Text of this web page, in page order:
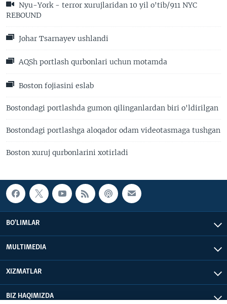
Nyu-York - terror xurujlaridan 10 yil o'tib/911 NYC
REBOUND
Johar Tsarnayev ushlandi
AQSh portlash qurbonlari uchun motamda
Boston fojiasini eslab
Bostondagi portlashda gumon qilinganlardan biri o'ldirilgan
Bostondagi portlashga aloqador odam videotasmaga tushgan
Boston xuruj qurbonlarini xotirladi
BO'LIMLAR
MULTIMEDIA
XIZMATLAR
BIZ HAQIMIZDA